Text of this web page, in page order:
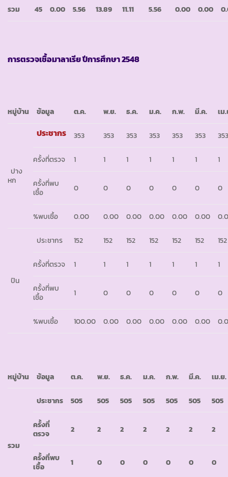
รวม 45 0.00 5.56 13.89 11.11 5.56 0.00 0.00
การตรวจเชื้อมาลาเรีย ปีการศึกษา2548
หมู่บ้าน ข้อมูล ต.ค. พ.ย. ธ.ค. ม.ค. ก.พ. มี.ค. เม
ปาง
หก
ประชากร 353 353 353 353 353 353
ครั้งที่ตรวจ 1 1 1 1 1 1 1
ครั้งที่พบ
เชื้อ
0 0 0 0 0 0 0
%พบเชื้อ 0.00 0.00 0.00 0.00 0.00 0.00
ปิน
ประชากร 152 152 152 152 152 152 152
ครั้งที่ตรวจ 1 1 1 1 1 1 1
ครั้งที่พบ
เชื้อ
1 0 0 0 0 0 0
%พบเชื้อ 100.00 0.00 0.00 0.00 0.00 0.00
หมู่บ้าน ข้อมูล ต.ค. พ.ย. ธ.ค. ม.ค. ก.พ. มี.ค. เม.ย.
รวม
ประชากร 505 505 505 505 505 505 505
ครั้งที่
ตรวจ
2 2 2 2 2 2 2
ครั้งที่พบ
เชื้อ
1 0 0 0 0 0 0